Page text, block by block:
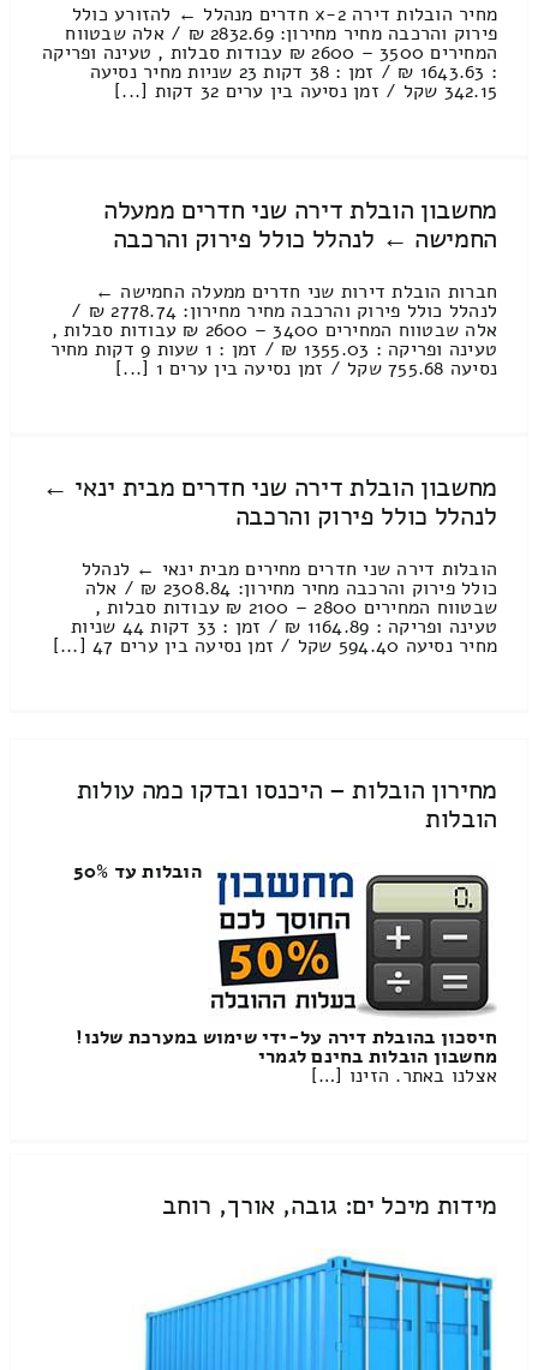
מחיר הובלות דירה 2-x חדרים מנהלל ← להזורע כולל
פירוק והרכבה מחיר מחירון: 2832.69 ₪ / אלה שבטווח
המחירים 3500 – 2600 ₪ עבודות סבלות , טעינה ופריקה
: 1643.63 ₪ / זמן : 38 דקות 23 שניות מחיר נסיעה
342.15 שקל / זמן נסיעה בין ערים 32 דקות [...]
מחשבון הובלת דירה שני חדרים ממעלה
החמישה ← לנהלל כולל פירוק והרכבה
חברות הובלת דירות שני חדרים ממעלה החמישה ←
לנהלל כולל פירוק והרכבה מחיר מחירון: 2778.74 ₪ /
אלה שבטווח המחירים 3400 – 2600 ₪ עבודות סבלות ,
טעינה ופריקה : 1355.03 ₪ / זמן : 1 שעות 9 דקות מחיר
נסיעה 755.68 שקל / זמן נסיעה בין ערים 1 [...]
מחשבון הובלת דירה שני חדרים מבית ינאי ←
לנהלל כולל פירוק והרכבה
הובלות דירה שני חדרים מחירים מבית ינאי ← לנהלל
כולל פירוק והרכבה מחיר מחירון: 2308.84 ₪ / אלה
שבטווח המחירים 2800 – 2100 ₪ עבודות סבלות ,
טעינה ופריקה : 1164.89 ₪ / זמן : 33 דקות 44 שניות
מחיר נסיעה 594.40 שקל / זמן נסיעה בין ערים 47 [...]
מחירון הובלות – היכנסו ובדקו כמה עולות
הובלות
הובלות עד 50%
חיסכון בהובלת דירה על-ידי שימוש במערכת שלנו!
מחשבון הובלות בחינם לגמרי
אצלנו באתר. הזינו […]
מידות מיכל ים: גובה, אורך, רוחב